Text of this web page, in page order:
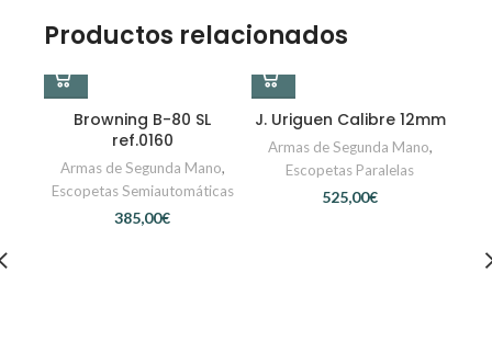
Productos relacionados
Browning B-80 SL
ref.0160
Armas de Segunda Mano,
Escopetas Semiautomáticas
€
J. Uriguen Calibre 12mm
Armas de Segunda Mano,
Escopetas Paralelas
€